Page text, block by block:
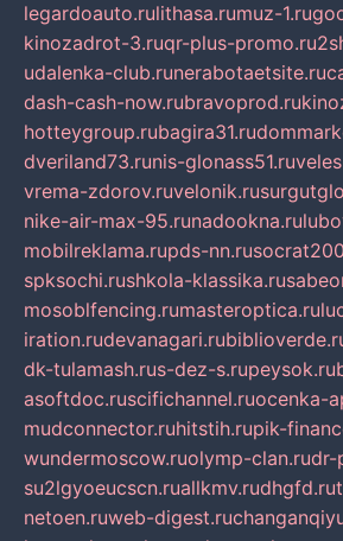
legardoauto.rulithasa.rumuz-1.ru
kinozadrot-3.ruqr-plus-promo.ru
udalenka-club.runerabotaetsite.ru
dash-cash-now.rubravoprod.ru
hotteygroup.rubagira31.ru
dveriland73.runis-glonass51.ru
vrema-zdorov.ruvelonik.ru
nike-air-max-95.runadookna.ru
mobilreklama.rupds-nn.ru
spksochi.rushkola-klassika.ru
mosoblfencing.rumasteroptica.ru
iration.rudevanagari.ru
dk-tulamash.rus-dez-s.rupeysok.ru
asoftdoc.ruscifichannel.ruocenka-
mudconnector.ruhitstih.rupik-
wundermoscow.ruolymp-clan.rudr-
su2lgyoeucscn.ruallkmv.rudhgfd.ru
netoen.ruweb-digest.ru